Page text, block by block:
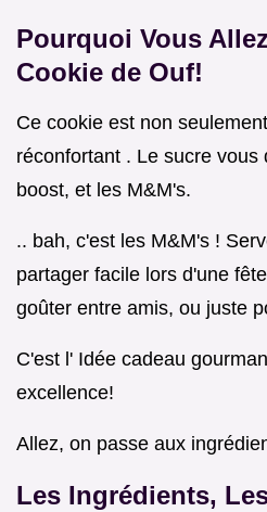
Pourquoi Vous
Cookie de Ouf!
Ce cookie est non
réconfortant . Le sucre vous
boost, et les M&M's.
.. bah, c'est les M&M's !
partager facile lors d'une
goûter entre amis, ou juste
C'est l' Idée cadeau
excellence!
Allez, on passe aux
Les Ingrédients,